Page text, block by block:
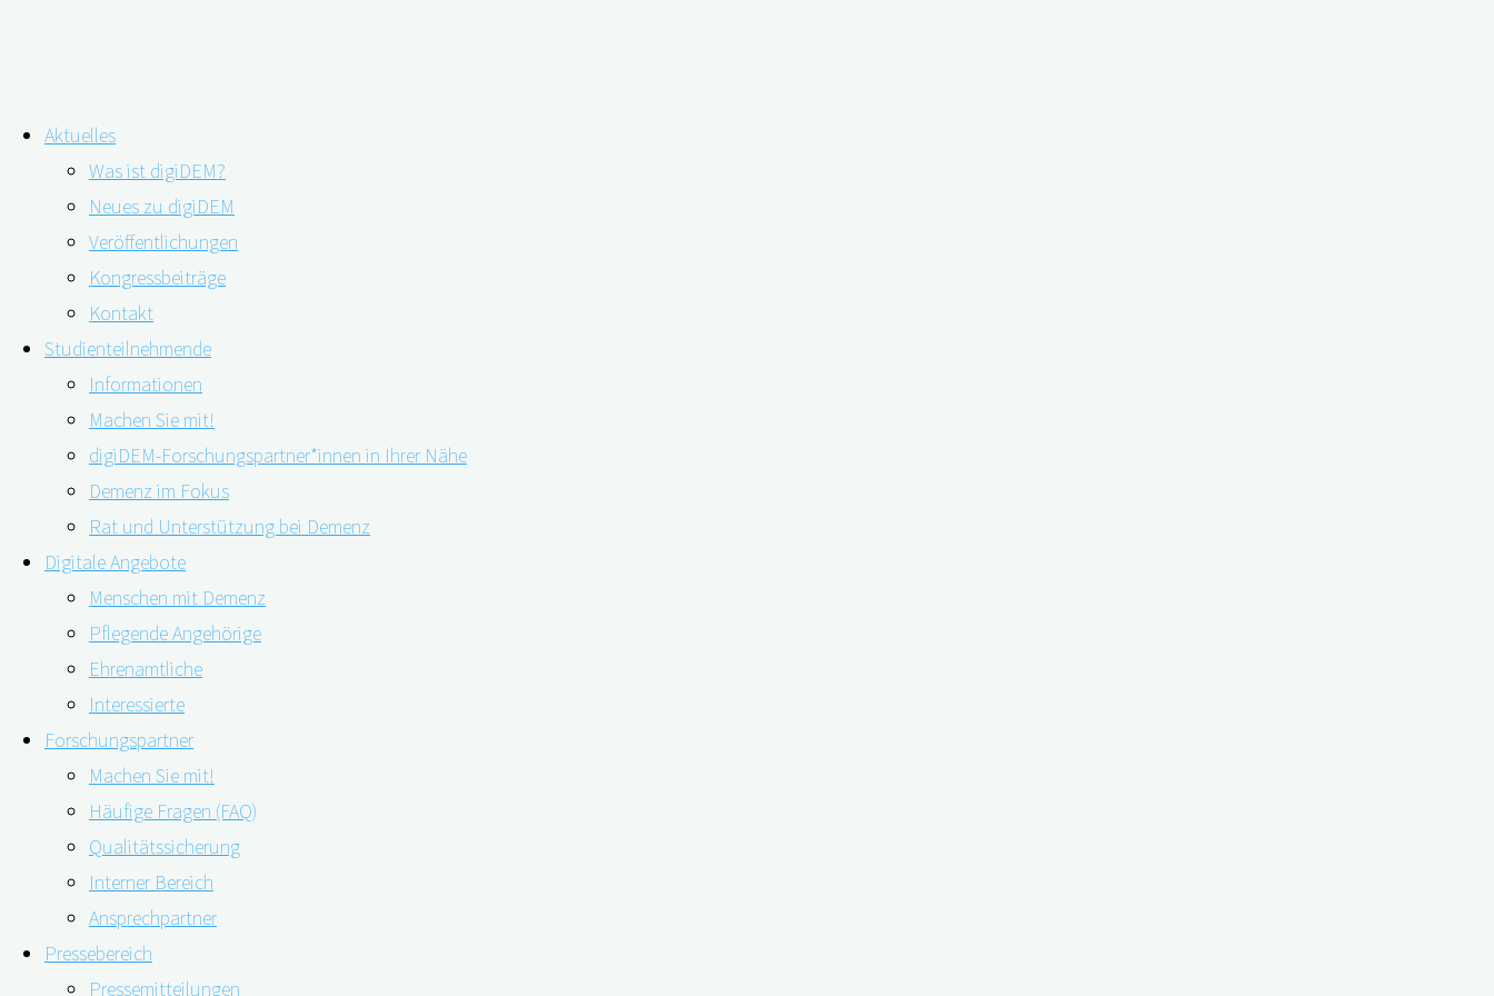
Inhalt
springen
Aktuelles
Was ist digiDEM?
Neues zu digiDEM
Veröffentlichungen
Kongressbeiträge
Kontakt
Studienteilnehmende
Informationen
Machen Sie mit!
digiDEM-Forschungspartner*innen in Ihrer Nähe
Demenz im Fokus
Rat und Unterstützung bei Demenz
Digitale Angebote
Menschen mit Demenz
Pflegende Angehörige
Ehrenamtliche
Interessierte
Forschungspartner
Machen Sie mit!
Häufige Fragen (FAQ)
Qualitätssicherung
Interner Bereich
Ansprechpartner
Pressebereich
Pressemitteilungen
Schlagwort:Kolominsky-Rabas
Vortrag in Deggendorf: Mit digiDEM Bayern die Versorgungssituation bei Demenz verbessern
06.11.201921.07.2020
13.11.2019 15.30 Uhr Wie kann digiDEM Bayern die Versorgungssituation von Menschen mit Demenz und ihren Angehörigen verbessern? Das ist das Thema eines Vortrags am
13.11.2019 im Landratsamt Deggendorf. Im Rahmen der Gesundheitsregionplus lädt der Landkreis Deggendorf alle Interessierten, mögliche Studienteilnehmer*innen und
Kooperationspartner wie z. B. Pflegedienste, Arztpraxen und Gedächtnisambulanzen ein. …
weiterlesen"Vortrag
in
Deggendorf:
Kontakt